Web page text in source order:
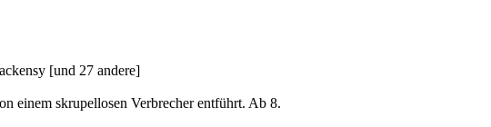
[und 27 andere]
einem skrupellosen Verbrecher entführt. Ab 8.